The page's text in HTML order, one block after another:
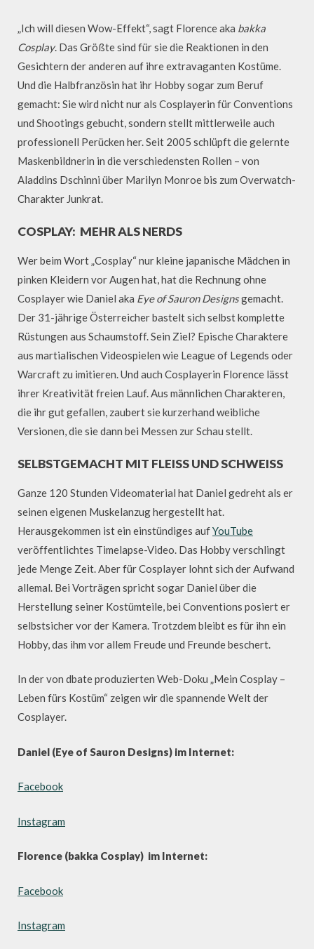
„Ich will diesen Wow-Effekt“, sagt Florence aka bakka
Cosplay. Das Größte sind für sie die Reaktionen in den
Gesichtern der anderen auf ihre extravaganten Kostüme.
Und die Halbfranzösin hat ihr Hobby sogar zum Beruf
gemacht: Sie wird nicht nur als Cosplayerin für Conventions
und Shootings gebucht, sondern stellt mittlerweile auch
professionell Perücken her. Seit 2005 schlüpft die gelernte
Maskenbildnerin in die verschiedensten Rollen – von
Aladdins Dschinni über Marilyn Monroe bis zum Overwatch-
Charakter Junkrat.
COSPLAY: MEHR ALS NERDS
Wer beim Wort „Cosplay“ nur kleine japanische Mädchen in
pinken Kleidern vor Augen hat, hat die Rechnung ohne
Cosplayer wie Daniel aka Eye of Sauron Designsgemacht.
Der 31-jährige Österreicher bastelt sich selbst komplette
Rüstungen aus Schaumstoff. Sein Ziel? Epische Charaktere
aus martialischen Videospielen wie League of Legends oder
Warcraft zu imitieren. Und auch Cosplayerin Florence lässt
ihrer Kreativität freien Lauf. Aus männlichen Charakteren,
die ihr gut gefallen, zaubert sie kurzerhand weibliche
Versionen, die sie dann bei Messen zur Schau stellt.
SELBSTGEMACHT MIT FLEISS UND SCHWEISS
Ganze 120 Stunden Videomaterial hat Daniel gedreht als er
seinen eigenen Muskelanzug hergestellt hat.
Herausgekommen ist ein einstündiges aufYouTube
veröffentlichtes Timelapse-Video. Das Hobby verschlingt
jede Menge Zeit. Aber für Cosplayer lohnt sich der Aufwand
allemal. Bei Vorträgen spricht sogar Daniel über die
Herstellung seiner Kostümteile, bei Conventions posiert er
selbstsicher vor der Kamera. Trotzdem bleibt es für ihn ein
Hobby, das ihm vor allem Freude und Freunde beschert.
In der von dbate produzierten Web-Doku „Mein Cosplay –
Leben fürs Kostüm“ zeigen wir die spannende Welt der
Cosplayer.
Daniel (Eye of Sauron Designs) im Internet:
Facebook
Instagram
Florence (bakka Cosplay) im Internet:
Facebook
Instagram